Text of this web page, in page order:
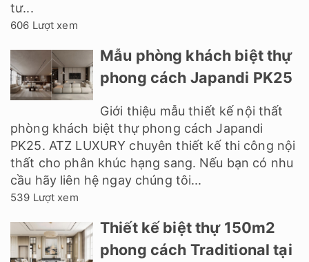
tư...
606 Lượt xem
Mẫu phòng khách biệt thự
phong cách Japandi PK25
Giới thiệu mẫu thiết kế nội thất
phòng khách biệt thự phong cách Japandi
PK25. ATZ LUXURY chuyên thiết kế thi công nội
thất cho phân khúc hạng sang. Nếu bạn có nhu
cầu hãy liên hệ ngay chúng tôi...
539 Lượt xem
Thiết kế biệt thự 150m2
phong cách Traditional tại